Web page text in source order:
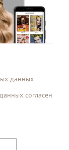
данных
согласен